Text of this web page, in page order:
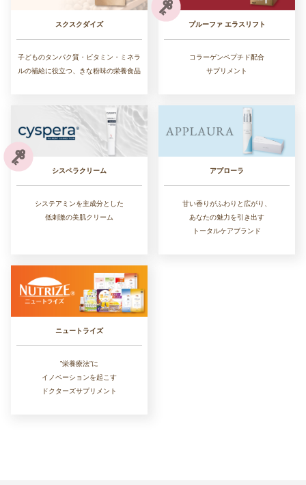
スクスクダイズ
子どものタンパク質・ビタミン・ミネラ
ルの補給に役立つ、きな粉味の栄養食品
プルーファ エラスリフト
コラーゲンペプチド配合
サプリメント
シスペラクリーム
システアミンを主成分とした
低刺激の美肌クリーム
アプローラ
甘い香りがふわりと広がり、
あなたの魅力を引き出す
トータルケアブランド
ニュートライズ
”栄養療法”に
イノベーションを起こす
ドクターズサプリメント